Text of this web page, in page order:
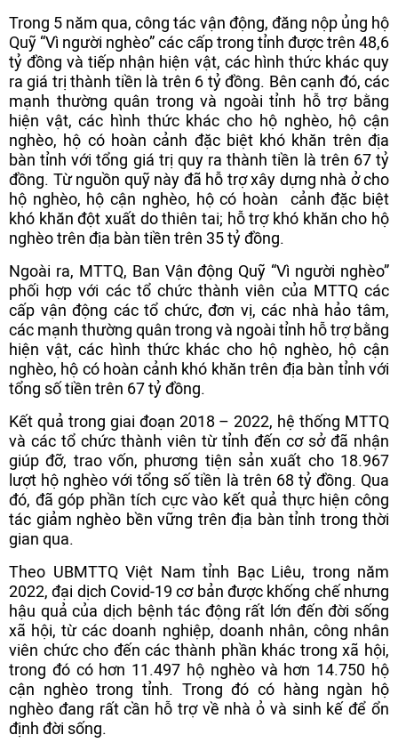
Trong 5 năm qua, công tác vận động, đăng nộp ủng hộ
Quỹ “Vì người nghèo” các cấp trong tỉnh được trên 48,6
tỷ đồng và tiếp nhận hiện vật, các hình thức khác quy
ra giá trị thành tiền là trên 6 tỷ đồng. Bên cạnh đó, các
mạnh thường quân trong và ngoài tỉnh hỗ trợ bằng
hiện vật, các hình thức khác cho hộ nghèo, hộ cận
nghèo, hộ có hoàn cảnh đặc biệt khó khăn trên địa
bàn tỉnh với tổng giá trị quy ra thành tiền là trên 67 tỷ
đồng. Từ nguồn quỹ này đã hỗ trợ xây dựng nhà ở cho
hộ nghèo, hộ cận nghèo, hộ có hoàn cảnh đặc biệt
khó khăn đột xuất do thiên tai; hỗ trợ khó khăn cho hộ
nghèo trên địa bàn tiền trên 35 tỷ đồng.
Ngoài ra, MTTQ, Ban Vận động Quỹ “Vì người nghèo”
phối hợp với các tổ chức thành viên của MTTQ các
cấp vận động các tổ chức, đơn vị, các nhà hảo tâm,
các mạnh thường quân trong và ngoài tỉnh hỗ trợ bằng
hiện vật, các hình thức khác cho hộ nghèo, hộ cận
nghèo, hộ có hoàn cảnh khó khăn trên địa bàn tỉnh với
tổng số tiền trên 67 tỷ đồng.
Kết quả trong giai đoạn 2018 – 2022, hệ thống MTTQ
và các tổ chức thành viên từ tỉnh đến cơ sở đã nhận
giúp đỡ, trao vốn, phương tiện sản xuất cho 18.967
lượt hộ nghèo với tổng số tiền là trên 68 tỷ đồng. Qua
đó, đã góp phần tích cực vào kết quả thực hiện công
tác giảm nghèo bền vững trên địa bàn tỉnh trong thời
gian qua.
Theo UBMTTQ Việt Nam tỉnh Bạc Liêu, trong năm
2022, đại dịch Covid-19 cơ bản được khống chế nhưng
hậu quả của dịch bệnh tác động rất lớn đến đời sống
xã hội, từ các doanh nghiệp, doanh nhân, công nhân
viên chức cho đến các thành phần khác trong xã hội,
trong đó có hơn 11.497 hộ nghèo và hơn 14.750 hộ
cận nghèo trong tỉnh. Trong đó có hàng ngàn hộ
nghèo đang rất cần hỗ trợ về nhà ỏ và sinh kế để ổn
định đời sống.